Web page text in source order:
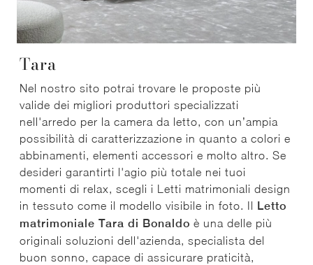
Tara
Nel nostro sito potrai trovare le proposte più
valide dei migliori produttori specializzati
nell'arredo per la camera da letto, con un’ampia
possibilità di caratterizzazione in quanto a colori e
abbinamenti, elementi accessori e molto altro. Se
desideri garantirti l'agio più totale nei tuoi
momenti di relax, scegli i Letti matrimoniali design
in tessuto come il modello visibile in foto. Il
Letto
matrimoniale Tara di Bonaldo è una delle più
originali soluzioni dell'azienda, specialista del
buon sonno, capace di assicurare praticità,